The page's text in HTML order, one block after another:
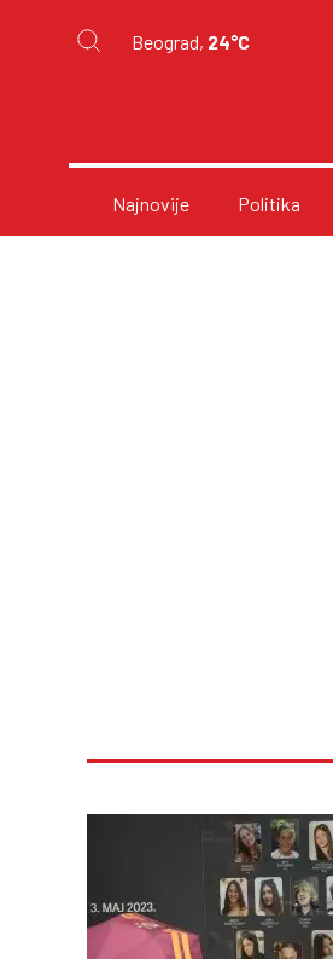
Beograd, 24°C
Najnovije Politika